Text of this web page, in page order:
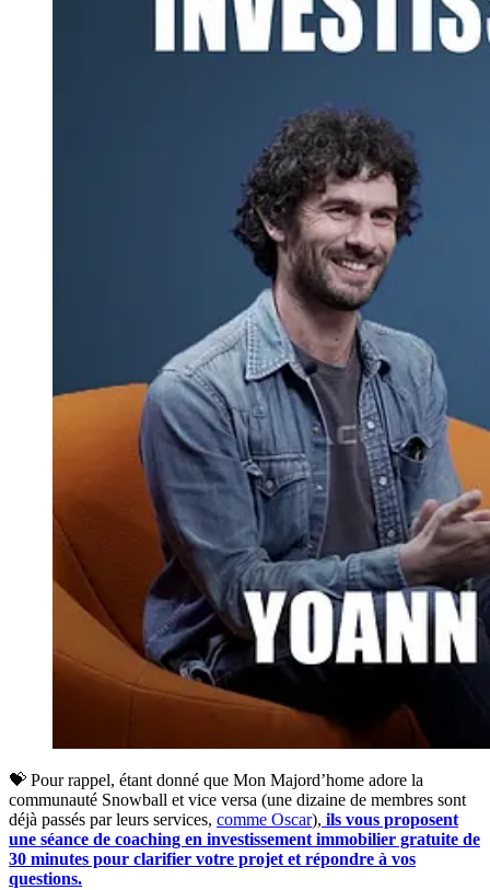
💝 Pour rappel, étant donné que Mon Majord’home adore la
communauté Snowball et vice versa (une dizaine de membres sont
déjà passés par leurs services, comme Oscar), ils vous proposent
une séance de coaching en investissement immobilier gratuite de
30 minutes pour clarifier votre projet et répondre à vos
questions.